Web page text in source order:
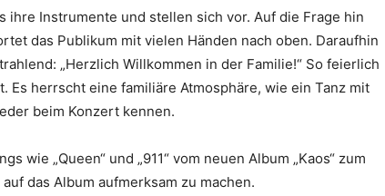
ihre Instrumente und stellen sich vor. Auf die Frage hin
das Publikum mit vielen Händen nach oben. Daraufhin
„Herzlich Willkommen in der Familie!“ So feierlich
Es herrscht eine familiäre Atmosphäre, wie ein Tanz mit
beim Konzert kennen.
wie „Queen“ und „911“ vom neuen Album „Kaos“ zum
das Album aufmerksam zu machen.